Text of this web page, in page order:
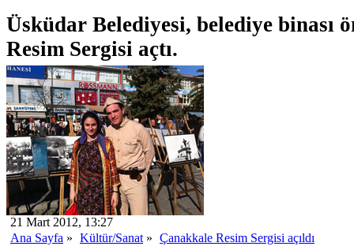
Üsküdar Belediyesi, belediye binası
Resim Sergisi açtı.
21 Mart 2012, 13:27
Ana Sayfa » Kültür/Sanat » Çanakkale Resim Sergisi açıldı